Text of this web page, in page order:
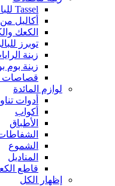
Tassel للبالونات
أكاليل من
الكعك
توبرز
زينة
زينة بوم
قصاصات
لوازم المائدة
أدوات
أكواب
الأطباق
الشموع
المناديل
قاطع
إظهار الكل